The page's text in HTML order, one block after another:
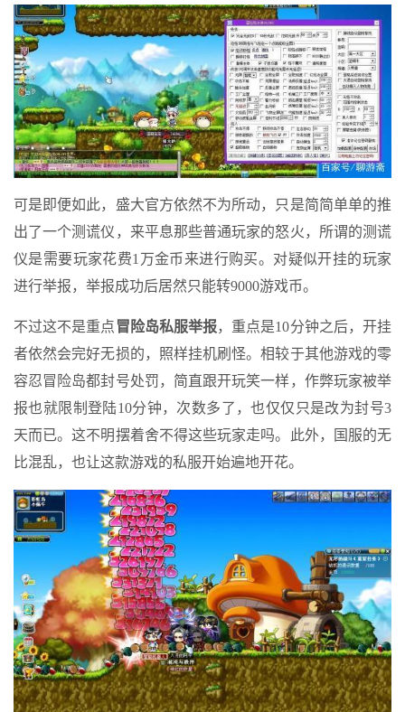
可是即便如此，盛大官方依然不为所动，只是简简单单的推
出了一个测谎仪，来平息那些普通玩家的怒火，所谓的测谎
仪是需要玩家花费1万金币来进行购买。对疑似开挂的玩家
进行举报，举报成功后居然只能转9000游戏币。
不过这不是重点 冒险岛私服举报，重点是10分钟之后，开挂
者依然会完好无损的，照样挂机刷怪。相较于其他游戏的零
容忍冒险岛都封号处罚，简直跟开玩笑一样，作弊玩家被举
报也就限制登陆10分钟，次数多了，也仅仅只是改为封号3
天而已。这不明摆着舍不得这些玩家走吗。此外，国服的无
比混乱，也让这款游戏的私服开始遍地开花。